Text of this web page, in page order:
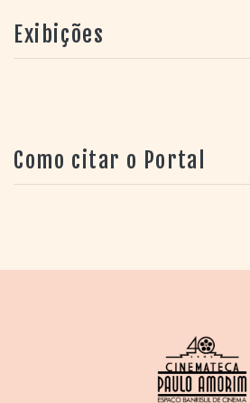
produtor de curtas e
por Thao's Library
Exibições
Como citar o Portal